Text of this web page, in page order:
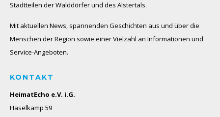
Stadtteilen der Walddörfer und des Alstertals.
Mit aktuellen News, spannenden Geschichten aus und über die
Menschen der Region sowie einer Vielzahl an Informationen und
Service-Angeboten.
KONTAKT
HeimatEcho e.V. i.G.
Haselkamp 59